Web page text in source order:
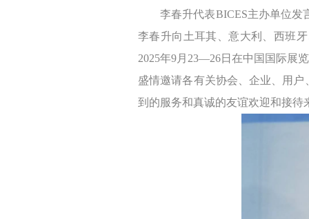
李春升代表BICES主办单位发
李春升向土耳其、意大利、西班
2025年9月23—26日在中国国际展
盛情邀请各有关协会、企业、用
到的服务和真诚的友谊欢迎和接待